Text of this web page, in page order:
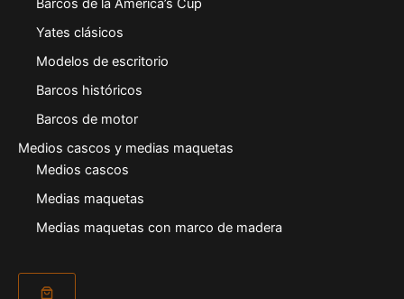
Barcos de la America’s Cup
Yates clásicos
Modelos de escritorio
Barcos históricos
Barcos de motor
Medios cascos y medias maquetas
Medios cascos
Medias maquetas
Medias maquetas con marco de madera